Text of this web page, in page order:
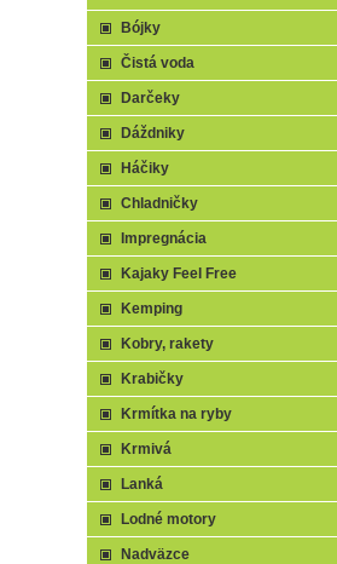
Bójky
Čistá voda
Darčeky
Dáždniky
Háčiky
Chladničky
Impregnácia
Kajaky Feel Free
Kemping
Kobry, rakety
Krabičky
Krmítka na ryby
Krmivá
Lanká
Lodné motory
Nadväzce